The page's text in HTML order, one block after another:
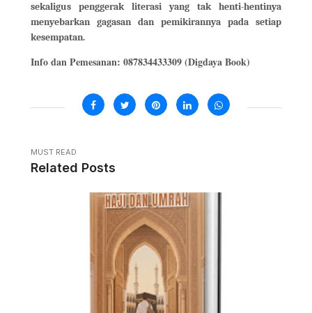
sekaligus penggerak literasi yang tak henti-hentinya
menyebarkan gagasan dan pemikirannya pada setiap
kesempatan.
Info dan Pemesanan: 087834433309 (Digdaya Book)
MUST READ
Related Posts